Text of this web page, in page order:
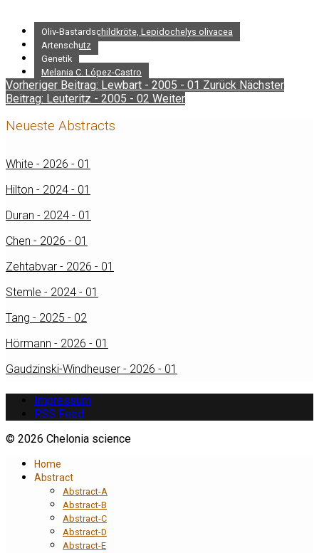
Oliv-Bastardschildkröte, Lepidochelys olivacea
Artenschutz
Genetik
Melania C. López-Castro
Vorheriger Beitrag: Lewbart - 2005 - 01 Zurück Nächster
Beitrag: Leuteritz - 2005 - 02 Weiter
Neueste Abstracts
White - 2026 - 01
Hilton - 2024 - 01
Duran - 2024 - 01
Chen - 2026 - 01
Zehtabvar - 2026 - 01
Stemle - 2024 - 01
Tang - 2025 - 02
Hörmann - 2026 - 01
Gaudzinski-Windheuser - 2026 - 01
Impressum
RSS Feed
© 2026 Chelonia science
Home
Abstract
Abstract-A
Abstract-B
Abstract-C
Abstract-D
Abstract-E